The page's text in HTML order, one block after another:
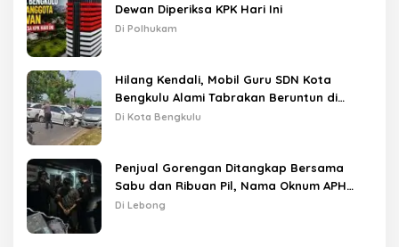
Dewan Diperiksa KPK Hari Ini
Di Polhukam
Hilang Kendali, Mobil Guru SDN Kota
Bengkulu Alami Tabrakan Beruntun di
Lampu Merah
Di Kota Bengkulu
Penjual Gorengan Ditangkap Bersama
Sabu dan Ribuan Pil, Nama Oknum APH
Disebut Saat Interogasi
Di Lebong